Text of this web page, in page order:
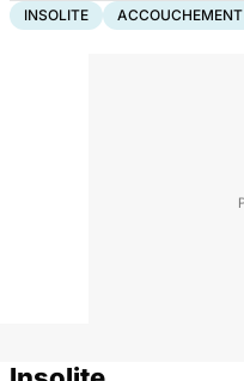
INSOLITE ACCOUCHEMENT